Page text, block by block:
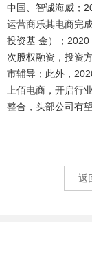
中国、智诚海威；
运营商乐其电商完
投资基 金）；
次股权融资，投资
市辅导；此外，
上佰电商，开启行
整合，头部公司有
返